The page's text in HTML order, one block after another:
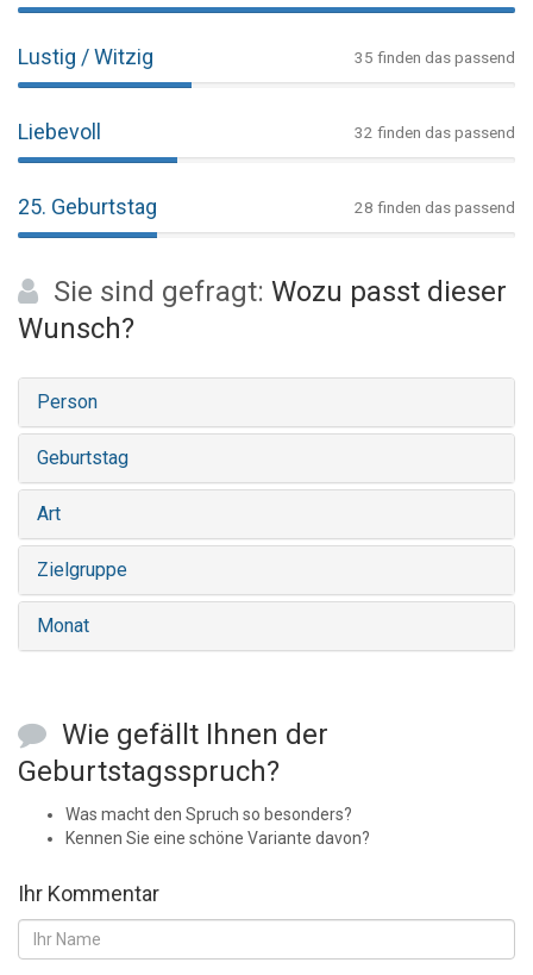
Lustig / Witzig 35 finden das passend
Liebevoll 32 finden das passend
25. Geburtstag 28 finden das passend
Sie sind gefragt: Wozu passt dieser
Wunsch?
Person
Geburtstag
Art
Zielgruppe
Monat
Wie gefällt Ihnen der
Geburtstagsspruch?
Was macht den Spruch so besonders?
Kennen Sie eine schöne Variante davon?
Ihr Kommentar